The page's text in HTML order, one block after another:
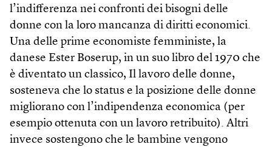
l’indifferenza nei confronti dei bisogni delle
donne con la loro mancanza di diritti economici.
Una delle prime economiste femministe, la
danese Ester Boserup, in un suo libro del 1970 che
è diventato un classico, Il lavoro delle donne,
sosteneva che lo status e la posizione delle donne
migliorano con l’indipendenza economica (per
esempio ottenuta con un lavoro retribuito). Altri
invece sostengono che le bambine vengono